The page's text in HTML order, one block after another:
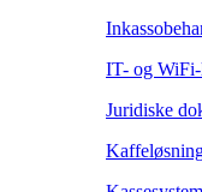
IT- og
Juridiske